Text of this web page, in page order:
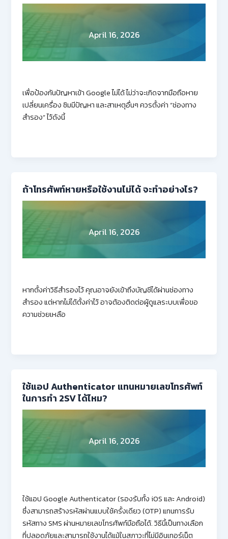
April 16, 2026
เพื่อป้องกันปัญหาเข้า Google ไม่ได้ ไม่ว่าจะเกิดจากมือถือหาย
เปลี่ยนเครื่อง ซิมมีปัญหา และสาเหตุอื่นๆ ควรตั้งค่า “ช่องทาง
สำรอง” ไว้ดังนี้
ถ้าโทรศัพท์หายหรือใช้งานไม่ได้ จะทำอย่างไร?
April 16, 2026
หากตั้งค่าวิธีสำรองไว้ คุณอาจยังเข้าถึงบัญชีได้ผ่านช่องทาง
สำรอง แต่หากไม่ได้ตั้งค่าไว้ อาจต้องติดต่อผู้ดูแลระบบเพื่อขอ
ความช่วยเหลือ
ใช้แอป Authenticator แทนหมายเลขโทรศัพท์
ในการทำ 2SV ได้ไหม?
April 16, 2026
ใช้แอป Google Authenticator (รองรับทั้ง iOS และ Android)
ซึ่งสามารถสร้างรหัสผ่านแบบใช้ครั้งเดียว (OTP) แทนการรับ
รหัสทาง SMS ผ่านหมายเลขโทรศัพท์มือถือได้. วิธีนี้เป็นทางเลือก
ที่ปลอดภัยและสามารถใช้งานได้แม้ในสภาวะที่ไม่มีอินเทอร์เน็ต